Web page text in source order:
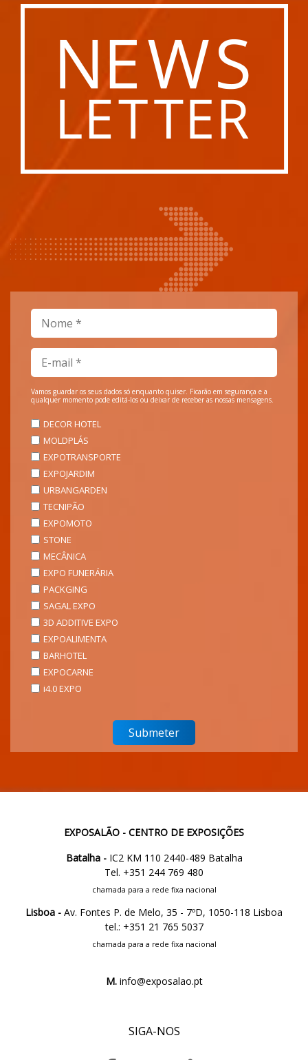
Vamos guardar os seus dados só enquanto quiser. Ficarão em segurança e a
qualquer momento pode editá-los ou deixar de receber as nossas mensagens.
DECOR HOTEL
MOLDPLÁS
EXPOTRANSPORTE
EXPOJARDIM
URBANGARDEN
TECNIPÃO
EXPOMOTO
STONE
MECÂNICA
EXPO FUNERÁRIA
PACKGING
SAGAL EXPO
3D ADDITIVE EXPO
EXPOALIMENTA
BARHOTEL
EXPOCARNE
i4.0 EXPO
EXPOSALÃO - CENTRO DE EXPOSIÇÕES
Batalha -IC2 KM 110 2440-489 Batalha
Tel. +351 244 769 480
chamada para a rede fixa nacional
Lisboa - Av. Fontes P. de Melo, 35 - 7ºD, 1050-118 Lisboa
tel.: +351 21 765 5037
chamada para a rede fixa nacional
M.info@exposalao.pt
SIGA-NOS